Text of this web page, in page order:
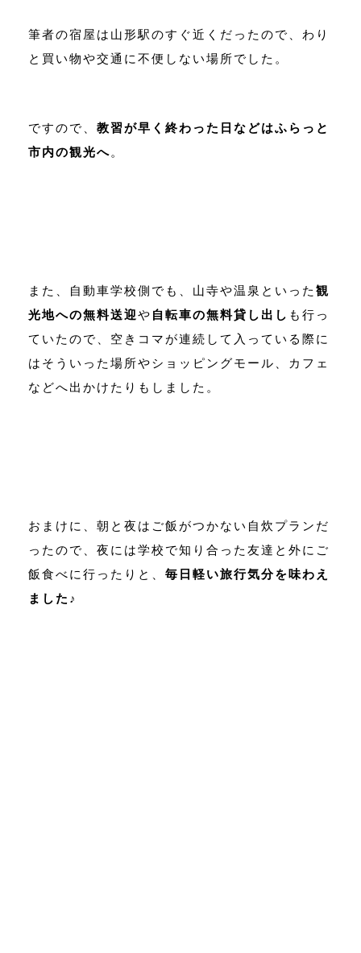
筆者の宿屋は山形駅のすぐ近くだったので、わり
と買い物や交通に不便しない場所でした。
ですので、 教習が早く終わった日などはふらっと
市内の観光へ。
また、自動車学校側でも、山寺や温泉といった 観
光地への無料送迎や 自転車の無料貸し出し も行っ
ていたので、空きコマが連続して入っている際に
はそういった場所やショッピングモール、カフェ
などへ出かけたりもしました。
おまけに、朝と夜はご飯がつかない自炊プランだ
ったので、夜には学校で知り合った友達と外にご
飯食べに行ったりと、 毎日軽い旅行気分を味わえ
ました ♪